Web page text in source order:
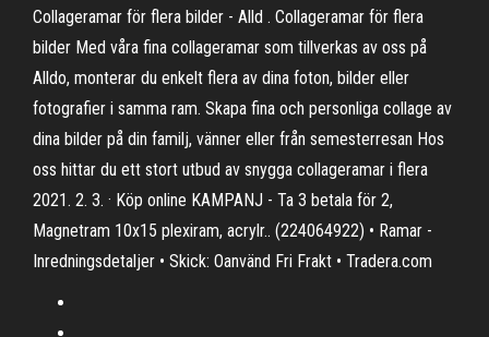
Collageramar för flera bilder - Alld . Collageramar för flera
bilder Med våra fina collageramar som tillverkas av oss på
Alldo, monterar du enkelt flera av dina foton, bilder eller
fotografier i samma ram. Skapa fina och personliga collage av
dina bilder på din familj, vänner eller från semesterresan Hos
oss hittar du ett stort utbud av snygga collageramar i flera
2021. 2. 3. · Köp online KAMPANJ - Ta 3 betala för 2,
Magnetram 10x15 plexiram, acrylr.. (224064922) • Ramar -
Inredningsdetaljer • Skick: Oanvänd Fri Frakt • Tradera.com